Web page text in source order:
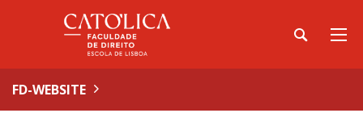
FD-WEBSITE